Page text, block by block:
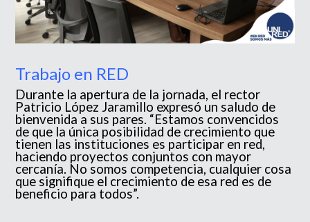
Trabajo en RED
Durante la apertura de la jornada, el rector
Patricio López Jaramillo expresó un saludo de
bienvenida a sus pares. “Estamos convencidos
de que la única posibilidad de crecimiento que
tienen las instituciones es participar en red,
haciendo proyectos conjuntos con mayor
cercanía. No somos competencia, cualquier cosa
que signifique el crecimiento de esa red es de
beneficio para todos”.